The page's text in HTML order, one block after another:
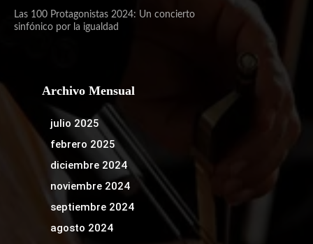
Las 100 Protagonistas 2024: Un concierto
sinfónico por la igualdad
Archivo Mensual
julio 2025
febrero 2025
diciembre 2024
noviembre 2024
septiembre 2024
agosto 2024